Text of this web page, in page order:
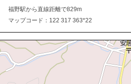
福野駅から直線距離で829m
マップコード：122 317 363*22